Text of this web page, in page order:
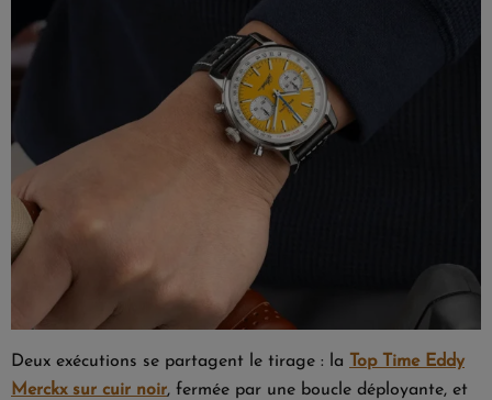
Deux exécutions se partagent le tirage : la
Top Time Eddy
Merckx sur cuir noir, fermée par une boucle déployante, et